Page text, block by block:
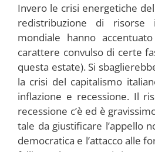
Invero le crisi energetiche
redistribuzione di
mondiale hanno
carattere convulso di certe
questa estate). Si
la crisi del capitalismo
inflazione e recessione. Il
recessione c’è ed è
tale da giustificare l’appello
democratica e l’attacco alle